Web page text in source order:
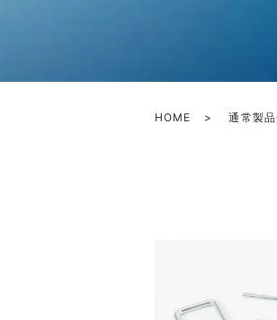
HOME 通常製